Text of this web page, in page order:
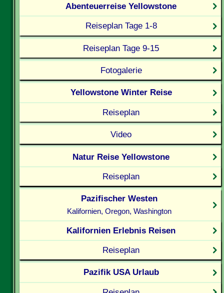
Abenteuerreise Yellowstone
Reiseplan Tage 1-8
Reiseplan Tage 9-15
Fotogalerie
Yellowstone Winter Reise
Reiseplan
Video
Natur Reise Yellowstone
Reiseplan
Pazifischer Westen
Kalifornien, Oregon, Washington
Kalifornien Erlebnis Reisen
Reiseplan
Pazifik USA Urlaub